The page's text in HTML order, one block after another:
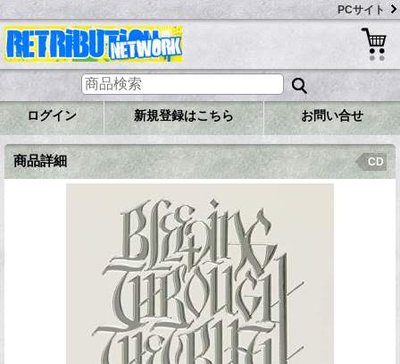
PCサイト
ログイン 新規登録はこちら お問い合せ
商品詳細 CD